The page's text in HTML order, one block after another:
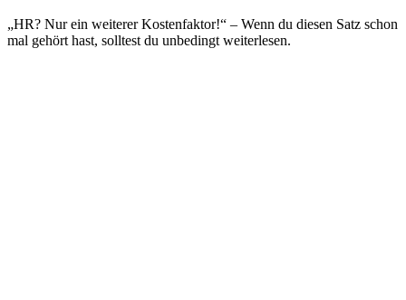
„HR? Nur ein weiterer Kostenfaktor!“ – Wenn du diesen Satz schon
mal gehört hast, solltest du unbedingt weiterlesen.